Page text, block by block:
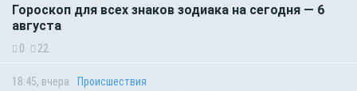
Гороскоп для всех знаков зодиака на сегодня — 6
августа
0 22
18:45, вчера Происшествия